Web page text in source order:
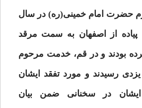
حضرت امام خمینی(ره) در سال
که پیاده از اصفهان به سمت مرقد
بودند و در قم، خدمت مرحوم
یزدی رسیدند و مورد تفقد ایشان
ایشان در سخنانی ضمن بیان